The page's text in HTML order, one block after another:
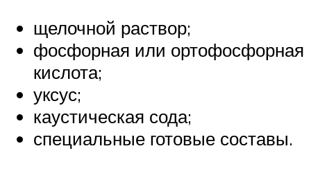
щелочной раствор;
фосфорная или ортофосфорная
кислота;
уксус;
каустическая сода;
специальные готовые составы.